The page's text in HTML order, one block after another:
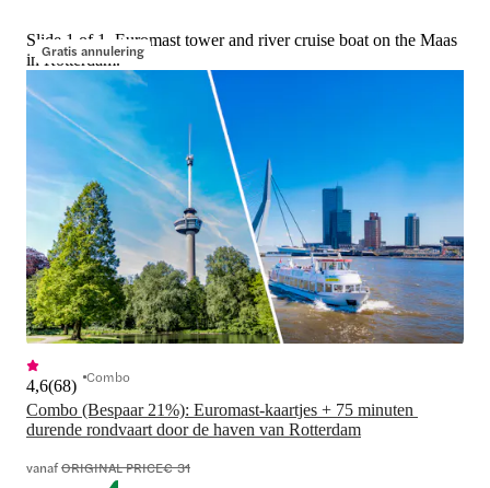
Gratis annulering
Slide 1 of 1, Euromast tower and river cruise boat on the Maas
in Rotterdam.
Combo (Bespaar 21%): Euromast-kaartjes + 75 minuten
durende rondvaart door de haven van Rotterdam
4,6(68) Combo
vanafORIGINAL PRICE€ 31